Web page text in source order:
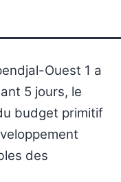
Ouest 1 a
5 jours, le
budget primitif
des